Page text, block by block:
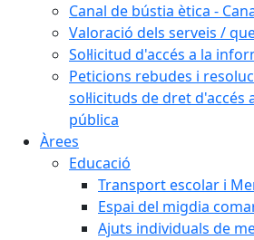
Canal de bústia ètica -
Valoració dels serveis /
Sol·licitud d'accés a la
Peticions rebudes i
sol·licituds de dret d'accés
pública
Àrees
Educació
Transport escolar i
Espai del migdia
Ajuts individuals de